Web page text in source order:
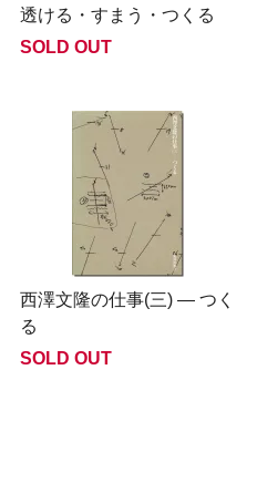
透ける・すまう・つくる
SOLD OUT
西澤文隆の仕事(三) ― つく
る
SOLD OUT